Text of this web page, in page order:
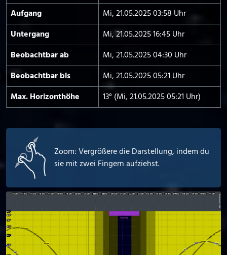
Aufgang
Mi, 21.05.2025 03:58 Uhr
Untergang
Mi, 21.05.2025 16:45 Uhr
Beobachtbar ab
Mi, 21.05.2025 04:30 Uhr
Beobachtbar bis
Mi, 21.05.2025 05:21 Uhr
Max. Horizont­höhe
13° (Mi, 21.05.2025 05:21 Uhr)
Zoom: Vergrößere die Darstellung, indem du
sie mit zwei Fingern aufziehst.